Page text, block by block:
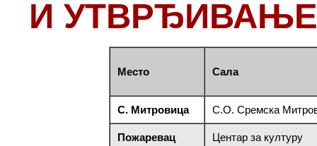
И
Место Сала
С. Митровица С.О. Сремска
Пожаревац Центар за културу